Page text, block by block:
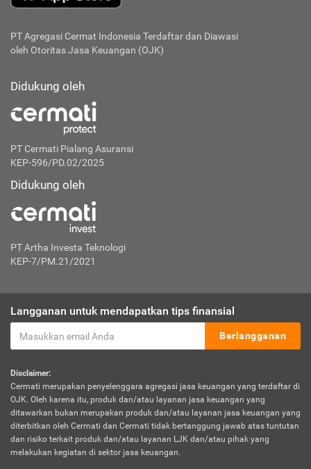
PT Agregasi Cermat Indonesia Terdaftar dan Diawasi
oleh Otoritas Jasa Keuangan (OJK)
Didukung oleh
PT Cermati Pialang Asuransi
KEP-596/PD.02/2025
Didukung oleh
PT Artha Investa Teknologi
KEP-7/PM.21/2021
Langganan untuk mendapatkan tips finansial
Berlangganan
Disclaimer:
Cermati merupakan penyelenggara agregasi jasa keuangan yang terdaftar di
OJK. Oleh karena itu, produk dan/atau layanan jasa keuangan yang
ditawarkan bukan merupakan produk dan/atau layanan jasa keuangan yang
diterbitkan oleh Cermati dan Cermati tidak bertanggung jawab atas tuntutan
dan risiko terkait produk dan/atau layanan LJK dan/atau pihak yang
melakukan kegiatan di sektor jasa keuangan.